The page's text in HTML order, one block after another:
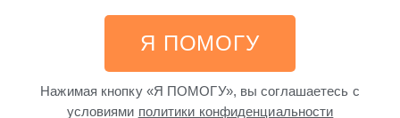
Я ПОМОГУ
Нажимая кнопку «Я ПОМОГУ», вы соглашаетесь с
условиями политики конфиденциальности